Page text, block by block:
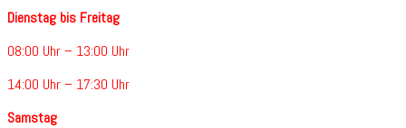
Dienstag bis Freitag
08:00 Uhr – 13:00 Uhr
14:00 Uhr – 17:30 Uhr
Samstag